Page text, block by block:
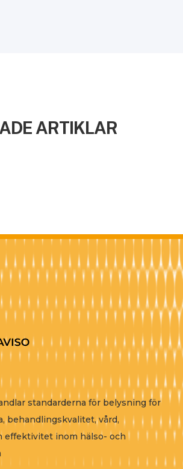
ARTIKLAR
standarderna för belysning för
behandlingskvalitet, vård,
effektivitet inom hälso- och